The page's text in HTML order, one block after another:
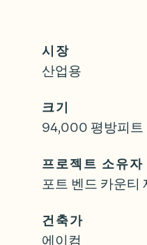
시장
산업용
크기
94,000 평방피트
프로젝트 소유자
포트 벤드 카운티
건축가
에이컴